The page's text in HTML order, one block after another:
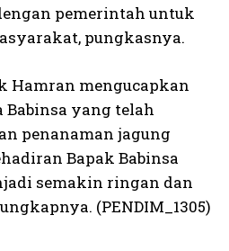
pemerintah untuk
pungkasnya.
Hamran mengucapkan
yang telah
penanaman jagung
Bapak Babinsa
semakin ringan dan
(PENDIM_1305)